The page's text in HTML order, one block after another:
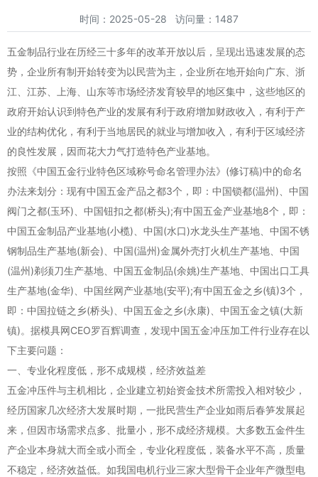
时间：2025-05-28 访问量：1487
五金制品行业在历经三十多年的改革开放以后，呈现出迅速发展的态
势，企业所有制开始转变为以民营为主，企业所在地开始向广东、浙
江、江苏、上海、山东等市场经济发育较早的地区集中，这些地区的
政府开始认识到特色产业的发展有利于政府增加财政收入，有利于产
业的结构优化，有利于当地居民的就业与增加收入，有利于区域经济
的良性发展，因而花大力气打造特色产业基地。
按照《中国五金行业特色区域称号命名管理办法》(修订稿)中的命名
办法来划分：现有中国五金产品之都3个，即：中国锁都(温州)、中国
阀门之都(玉环)、中国钮扣之都(桥头);有中国五金产业基地8个，即：
中国五金制品产业基地(小榄)、中国(水口)水龙头生产基地、中国不锈
钢制品生产基地(新会)、中国(温州)金属外壳打火机生产基地、中国
(温州)剃须刀生产基地、中国五金制品(余姚)生产基地、中国出口工具
生产基地(金华)、中国丝网产业基地(安平);有中国五金之乡(镇)3个，
即：中国拉链之乡(桥头)、中国五金之乡(永康)、中国五金之镇(大新
镇)。据模具网CEO罗百辉调查，发现中国五金冲压加工件行业存在以
下主要问题：
一、专业化程度低，形不成规模，经济效益差
五金冲压件与主机相比，企业建立初始资金技术所需投入相对较少，
经历国家几次经济大发展时期，一批民营生产企业如雨后春笋发展起
来，但因市场需求点多、批量小，形不成经济规模。大多数五金件生
产企业本身就大而全或小而全，专业化程度低，装备水平不高，质量
不稳定，经济效益低。如我国电机行业三家大型骨干企业年产微型电